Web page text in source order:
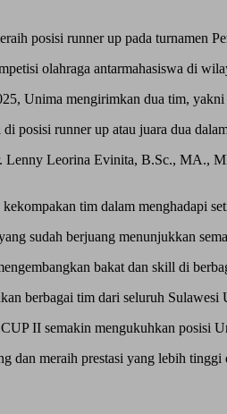
posisi runner up pada turnamen
olahraga antarmahasiswa di
Unima mengirimkan dua tim,
posisi runner up atau juara dua
Leorina Evinita, B.Sc., MA.,
tim dalam menghadapi
sudah berjuang menunjukkan
bakat dan skill di
berbagai tim dari seluruh Sulawesi
II semakin mengukuhkan posisi
dan meraih prestasi yang lebih tinggi